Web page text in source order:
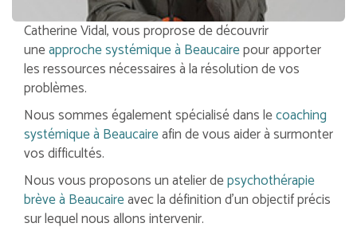
Catherine Vidal, vous proprose de découvrir
uneapproche systémique à Beaucairepour apporter
les ressources nécessaires à la résolution de vos
problèmes.
Nous sommes également spécialisé dans lecoaching
systémique à Beaucaireafin de vous aider à surmonter
vos difficultés.
Nous vous proposons un atelier depsychothérapie
brève à Beaucaireavec la définition d'un objectif précis
sur lequel nous allons intervenir.